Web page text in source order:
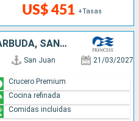
US$ 451 +Tasas
SAN MARTÍN, ANTIGUA Y BARBUDA, SANTA LUCIA, BARBADOS, PUERTO RICO
San Juan 21/03/2027
Crucero Premium
Cocina refinada
Comidas incluidas